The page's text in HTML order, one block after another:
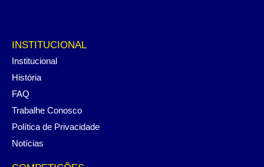
INSTITUCIONAL
Institucional
História
FAQ
Trabalhe Conosco
Política de Privacidade
Notícias